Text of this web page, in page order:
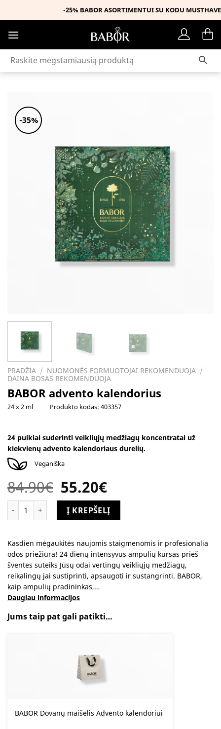
to
content
-25% BABOR ASORTIMENTUI SU KODU MUSTHAVE
-35%
PRADŽIA / NUOMONĖS FORMUOTOJAI REKOMENDUOJA /
DAINA BOSAS REKOMENDUOJA
BABOR advento kalendorius
24 x 2 ml Produkto kodas: 403357
24 puikiai suderinti veikliųjų medžiagų koncentratai už
kiekvienų advento kalendoriaus durelių.
Veganiška
84.90€ Original
price
was:
84.90€.
55.20€Current
price
is:
55.20€.
produkto kiekis: BABOR advento kalendorius
Į KREPŠELĮ
Kasdien mėgaukitės naujomis staigmenomis ir profesionalia
odos priežiūra! 24 dienų intensyvus ampulių kursas prieš
šventes suteiks Jūsų odai vertingų veikliųjų medžiagų,
reikalingų jai sustiprinti, apsaugoti ir sustangrinti. BABOR,
kaip ampulių pradininkas,…
Daugiau informacijos
Jums taip pat gali patikti…
BABOR Dovanų maišelis Advento kalendoriui